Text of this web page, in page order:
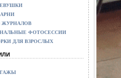
ЖУРНАЛОВ
ФОТОСЕССИИ
ДЛЯ ВЗРОСЛЫХ